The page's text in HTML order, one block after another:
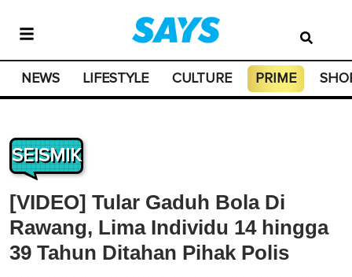
NEWS LIFESTYLE CULTURE PRIME
SEISMIK
[VIDEO] Tular Gaduh Bola Di
Rawang, Lima Individu 14 hingga
39 Tahun Ditahan Pihak Polis